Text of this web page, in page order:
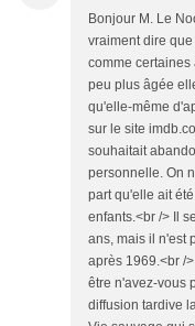
Bonjour M. Le
vraiment dire
comme certaines
peu plus âgée
qu'elle-même
sur le site
souhaitait
personnelle. On
part qu'elle ait
enfants.<br /> Il
ans, mais il n'est
après 1969.<br /
être n'avez-vous
diffusion tardive